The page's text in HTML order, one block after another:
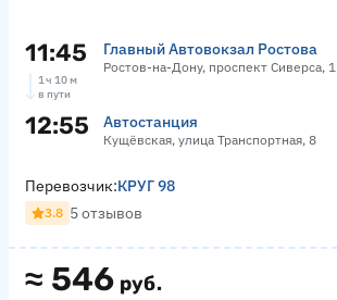
11:45 Главный Автовокзал Ростова
Ростов-на-Дону, проспект Сиверса, 1
1 ч 10 м
в пути
12:55 Автостанция
Кущёвская, улица Транспортная, 8
≈ 546 руб.
Перевозчик:КРУГ 98
3.8 5 отзывов